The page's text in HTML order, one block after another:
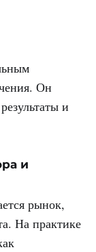
Он
и
и
рынок,
На практике